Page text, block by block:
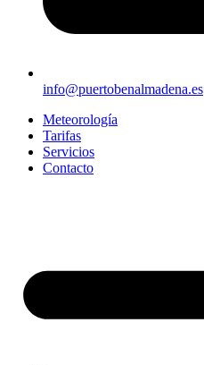
info@puertobenalmadena.es
Meteorología
Tarifas
Servicios
Contacto